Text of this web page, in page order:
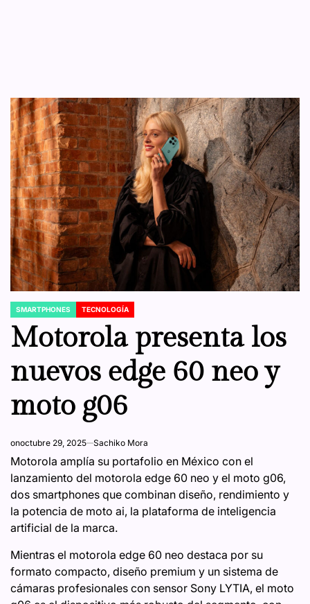
POSTED
IN
SMARTPHONES TECNOLOGÍA
Motorola presenta los
nuevos edge 60 neo y
moto g06
onoctubre 29, 2025 Sachiko Mora
Motorola amplía su portafolio en México con el
lanzamiento del motorola edge 60 neo y el moto g06,
dos smartphones que combinan diseño, rendimiento y
la potencia de moto ai, la plataforma de inteligencia
artificial de la marca.
Mientras el motorola edge 60 neo destaca por su
formato compacto, diseño premium y un sistema de
cámaras profesionales con sensor Sony LYTIA, el moto